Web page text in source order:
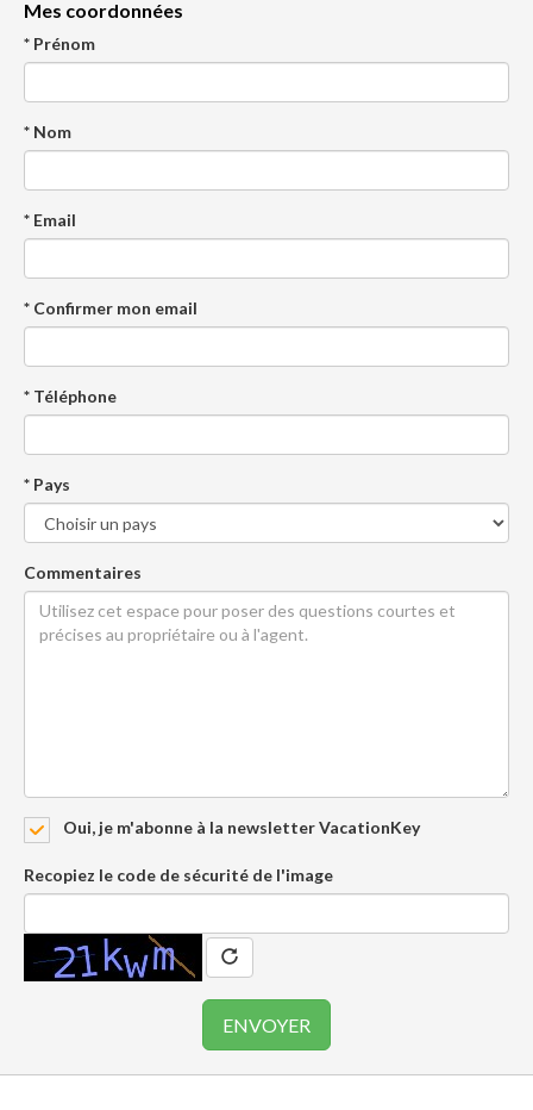
Mes coordonnées
* Prénom
* Nom
* Email
* Confirmer mon email
* Téléphone
* Pays
Commentaires
Oui, je m'abonne à la newsletter VacationKey
Recopiez le code de sécurité de l'image